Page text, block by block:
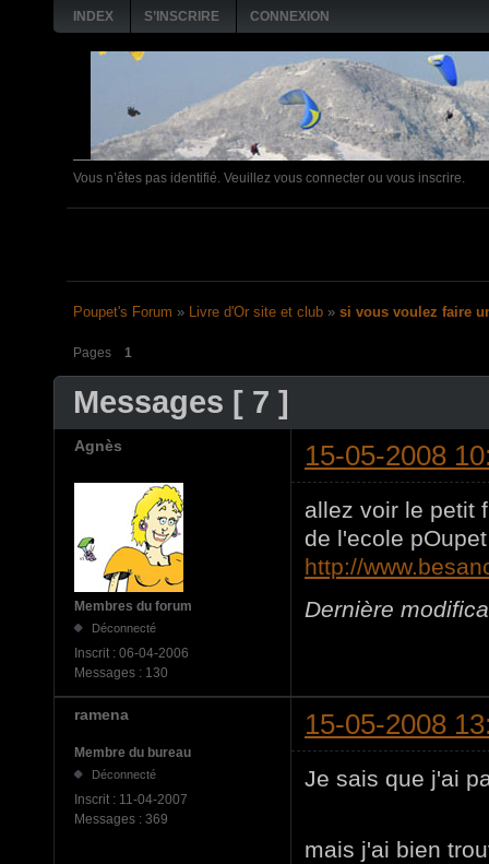
INDEX S’INSCRIRE CONNEXION
Vous n’êtes pas identifié. Veuillez vous connecter ou vous inscrire.
Poupet's Forum » Livre d'Or site et club »si vous voulez faire
Pages 1
Messages [ 7 ]
Agnès 15-05-2008
Membres du forum
Déconnecté
Inscrit : 06-04-2006
Messages : 130
allez voir le petit
de l'ecole
http://
Dernière
ramena 15-05-2008
Membre du bureau
Déconnecté
Inscrit : 11-04-2007
Messages : 369
Je sais que j'ai
mais j'ai bien